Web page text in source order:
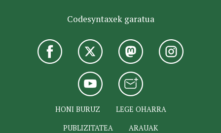
Codesyntaxek garatua
HONI BURUZ
LEGE OHARRA
PUBLIZITATEA
ARAUAK